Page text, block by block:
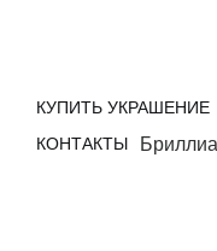
КУПИТЬ УКРАШЕНИЕ
КОНТАКТЫ